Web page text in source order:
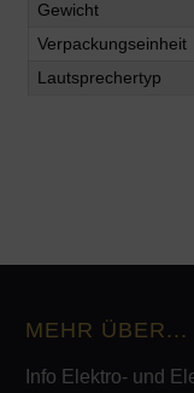
Gewicht
Verpackungseinheit
Lautsprechertyp
MEHR ÜBER...
Info Elektro- und